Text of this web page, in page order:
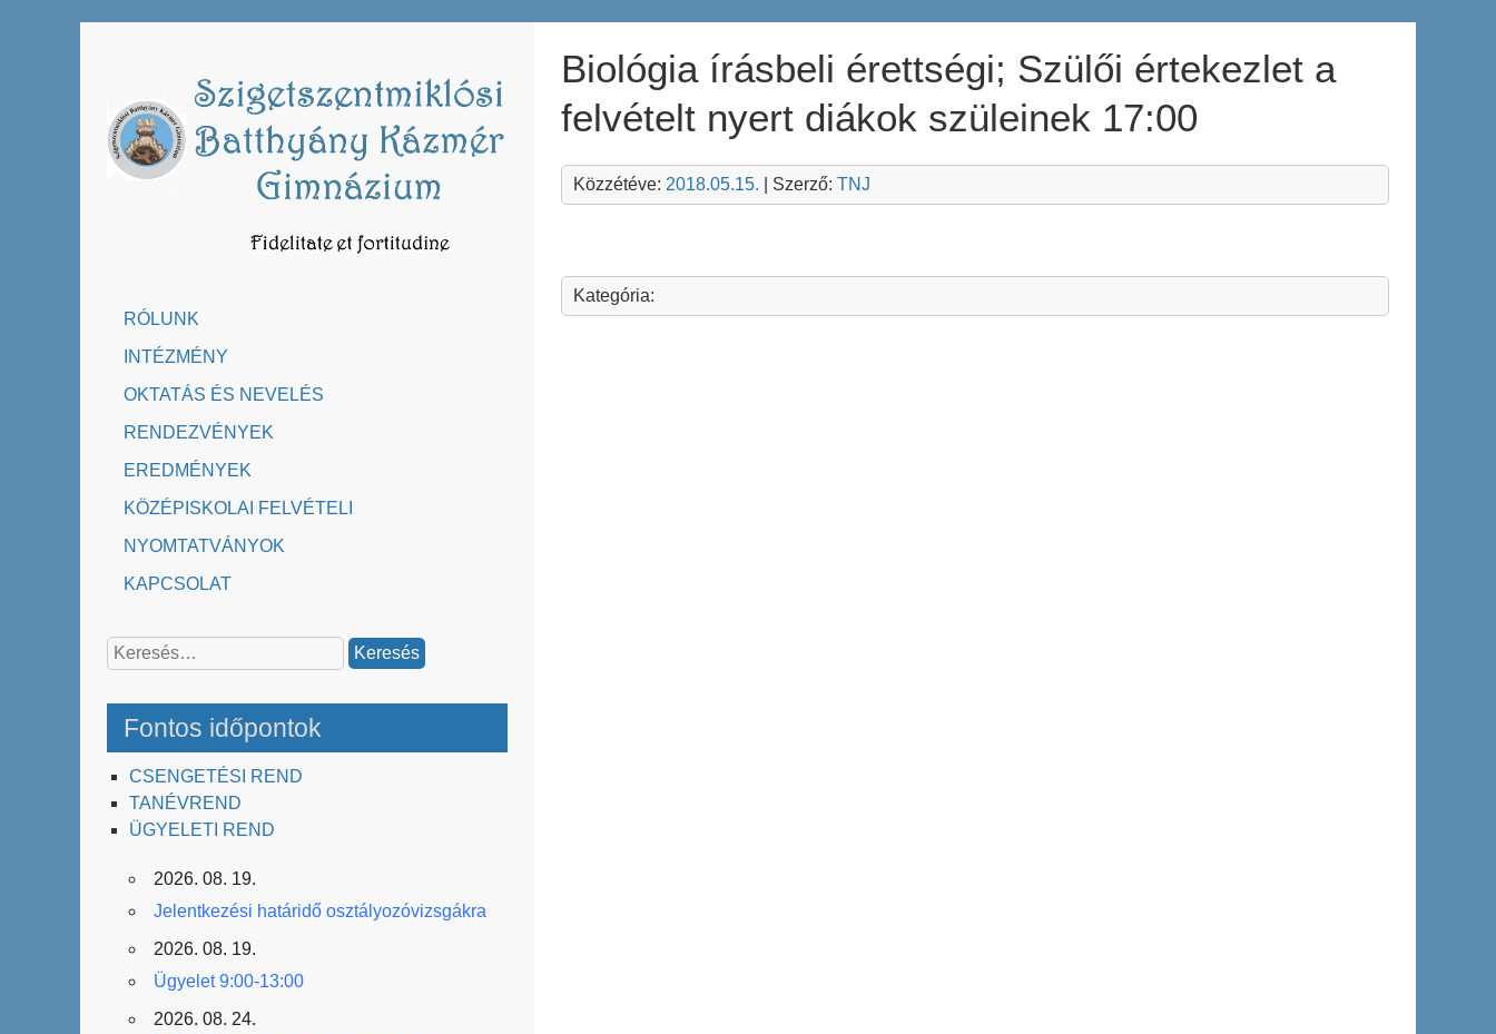
RÓLUNK
INTÉZMÉNY
OKTATÁS ÉS NEVELÉS
RENDEZVÉNYEK
EREDMÉNYEK
KÖZÉPISKOLAI FELVÉTELI
NYOMTATVÁNYOK
KAPCSOLAT
Keresés:
Fontos időpontok
CSENGETÉSI REND
TANÉVREND
ÜGYELETI REND
2026. 08. 19.
Jelentkezési határidő osztályozóvizsgákra
2026. 08. 19.
Ügyelet 9:00-13:00
2026. 08. 24.
Biológia írásbeli érettségi; Szülői értekezlet a
felvételt nyert diákok szüleinek 17:00
Közzétéve: 2018.05.15. | Szerző: TNJ
Kategória: